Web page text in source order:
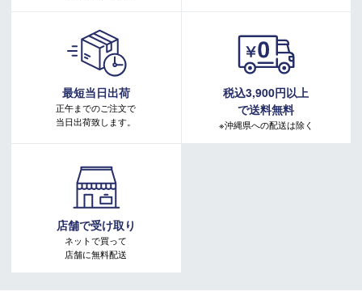
最短当日出荷
正午までのご注文で
当日出荷致します。
税込3,900円以上
で送料無料
※沖縄県への配送は除く
店舗で受け取り
ネットで買って
店舗に無料配送